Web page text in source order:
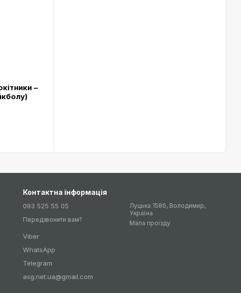
–
Контактна інформація
093 525 55 05
Передзвонити вам?
Viber
WhatsApp
Telegram
asg.net.ua@gmail.com
Луцька 158б, Володимир,
Україна
Мапа проїзду